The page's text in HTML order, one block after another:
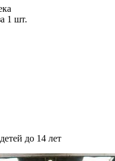
1 шт.
до 14 лет